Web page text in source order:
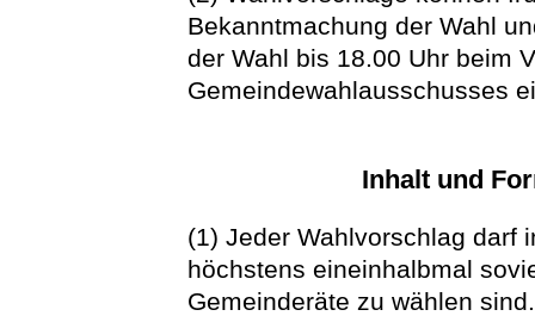
Bekanntmachung der Wahl
der Wahl bis 18.00 Uhr beim
Gemeindewahlausschusses
Inhalt und
(1) Jeder Wahlvorschlag darf
höchstens eineinhalbmal
Gemeinderäte zu wählen